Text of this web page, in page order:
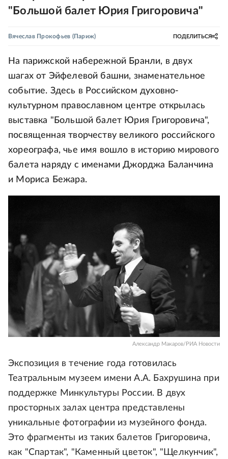
"Большой балет Юрия Григоровича"
Вячеслав Прокофьев (Париж) ПОДЕЛИТЬСЯ
На парижской набережной Бранли, в двух
шагах от Эйфелевой башни, знаменательное
событие. Здесь в Российском духовно-
культурном православном центре открылась
выставка "Большой балет Юрия Григоровича",
посвященная творчеству великого российского
хореографа, чье имя вошло в историю мирового
балета наряду с именами Джорджа Баланчина
и Мориса Бежара.
Александр Макаров/РИА Новости
Экспозиция в течение года готовилась
Театральным музеем имени А.А. Бахрушина при
поддержке Минкультуры России. В двух
просторных залах центра представлены
уникальные фотографии из музейного фонда.
Это фрагменты из таких балетов Григоровича,
как "Спартак", "Каменный цветок", "Щелкунчик",